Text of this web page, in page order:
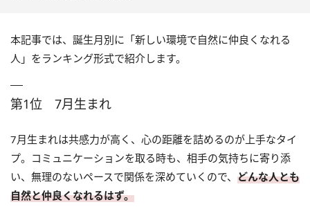
本記事では、誕生月別に「新しい環境で自然に仲良くなれる
人」をランキング形式で紹介します。
第1位 7月生まれ
7月生まれは共感力が高く、心の距離を詰めるのが上手なタイ
プ。コミュニケーションを取る時も、相手の気持ちに寄り添
い、無理のないペースで関係を深めていくので、 どんな人とも
自然と仲良くなれるはず。